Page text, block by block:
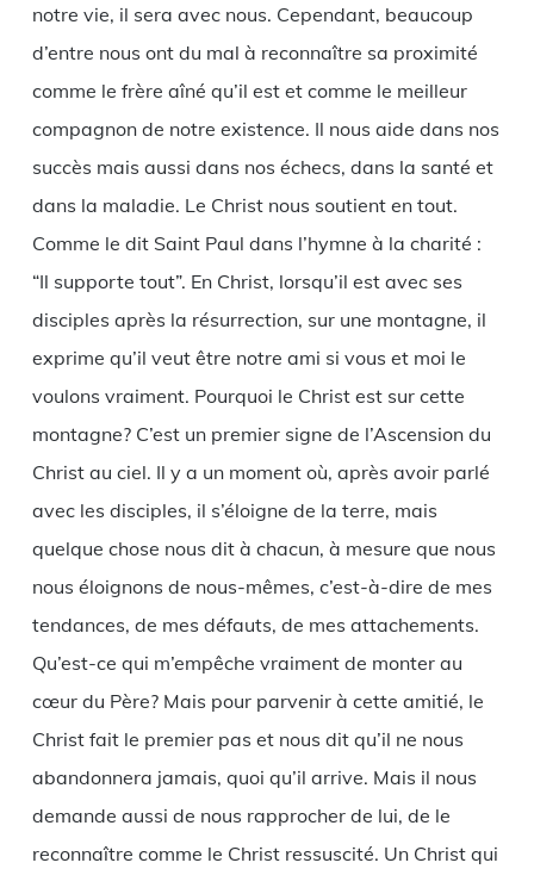
notre vie, il sera avec nous. Cependant, beaucoup
d’entre nous ont du mal à reconnaître sa proximité
comme le frère aîné qu’il est et comme le meilleur
compagnon de notre existence. Il nous aide dans nos
succès mais aussi dans nos échecs, dans la santé et
dans la maladie. Le Christ nous soutient en tout.
Comme le dit Saint Paul dans l’hymne à la charité :
“Il supporte tout”. En Christ, lorsqu’il est avec ses
disciples après la résurrection, sur une montagne, il
exprime qu’il veut être notre ami si vous et moi le
voulons vraiment. Pourquoi le Christ est sur cette
montagne? C’est un premier signe de l’Ascension du
Christ au ciel. Il y a un moment où, après avoir parlé
avec les disciples, il s’éloigne de la terre, mais
quelque chose nous dit à chacun, à mesure que nous
nous éloignons de nous-mêmes, c’est-à-dire de mes
tendances, de mes défauts, de mes attachements.
Qu’est-ce qui m’empêche vraiment de monter au
cœur du Père? Mais pour parvenir à cette amitié, le
Christ fait le premier pas et nous dit qu’il ne nous
abandonnera jamais, quoi qu’il arrive. Mais il nous
demande aussi de nous rapprocher de lui, de le
reconnaître comme le Christ ressuscité. Un Christ qui